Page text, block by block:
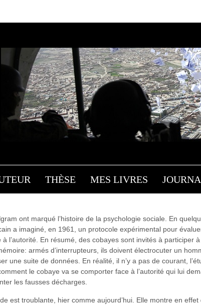
THÈSE MES LIVRES
STANLEY
Influences / 18 septembre
ont marqué l’histoire de la psychologie sociale. En
a imaginé, en 1961, un protocole expérimental pour
à l’autorité. En résumé, des cobayes sont invités à participer
armés d’interrupteurs, ils doivent électrocuter un
une suite de données. En réalité, il n’y a pas de courant,
le cobaye va se comporter face à l’autorité qui lui
les fausses décharges.
est troublante, hier comme aujourd’hui. Elle montre en effet